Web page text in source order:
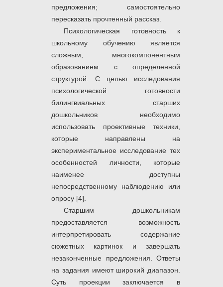
предложения; самостоятельно
пересказать прочтенный рассказ.
Психологическая готовность к
школьному обучению является
сложным, многокомпонентным
образованием с определенной
структурой. С целью исследования
психологической готовности
билингвиальных старших
дошкольников необходимо
использовать проективные техники,
которые направлены на
экспериментальное исследование тех
особенностей личности, которые
наименее доступны
непосредственному наблюдению или
опросу [4].
Старшим дошкольникам
предоставляется возможность
интерпретировать содержание
сюжетных картинок и завершать
незаконченные предложения. Ответы
на задания имеют широкий диапазон.
Суть проекции заключается в